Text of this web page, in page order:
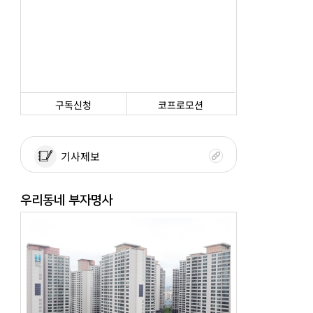
구독신청 코프로모션
기사제보
우리동네 부자명사